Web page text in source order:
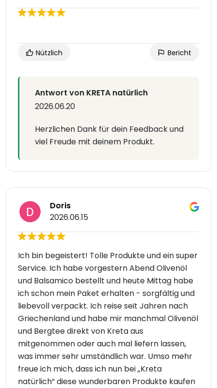
Nützlich Bericht
Antwort von KRETA natürlich
2026.06.20
Herzlichen Dank für dein Feedback und
viel Freude mit deinem Produkt.
Doris
2026.06.15
Ich bin begeistert! Tolle Produkte und ein super
Service. Ich habe vorgestern Abend Olivenöl
und Balsamico bestellt und heute Mittag habe
ich schon mein Paket erhalten - sorgfältig und
liebevoll verpackt. Ich reise seit Jahren nach
Griechenland und habe mir manchmal Olivenöl
und Bergtee direkt von Kreta aus
mitgenommen oder auch mal liefern lassen,
was immer sehr umständlich war. Umso mehr
freue ich mich, dass ich nun bei „Kreta
natürlich“ diese wunderbaren Produkte kaufen